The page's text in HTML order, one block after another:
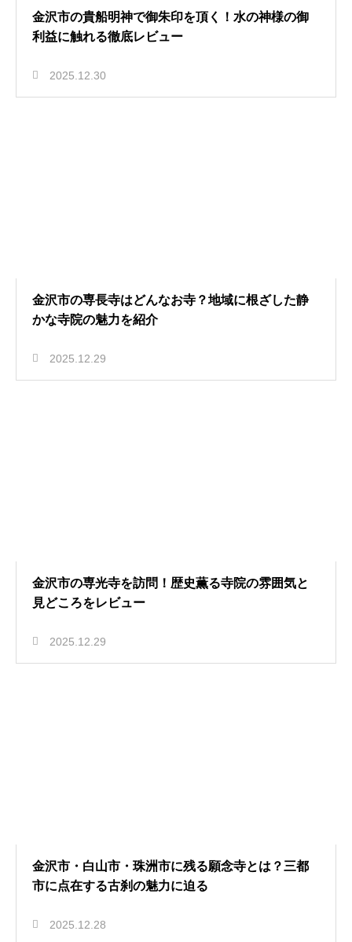
金沢市の貴船明神で御朱印を頂く！水の神様の御
利益に触れる徹底レビュー
2025.12.30
金沢市の専長寺はどんなお寺？地域に根ざした静
かな寺院の魅力を紹介
2025.12.29
金沢市の専光寺を訪問！歴史薫る寺院の雰囲気と
見どころをレビュー
2025.12.29
金沢市・白山市・珠洲市に残る願念寺とは？三都
市に点在する古刹の魅力に迫る
2025.12.28